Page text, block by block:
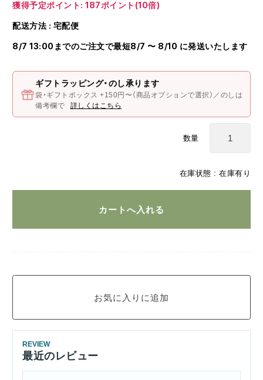
在庫状態 : 在庫有り
獲得予定ポイント: 187ポイント(10倍)
配送方法 : 宅配便
8/7 13:00までのご注文で最短8/7 〜 8/10 に発送いたします
ギフトラッピング・のし承ります
袋・ギフトボックス +150円〜（商品オプションで選択）／のしは
備考欄で
詳しくはこちら
数量
REVIEW
最近のレビュー